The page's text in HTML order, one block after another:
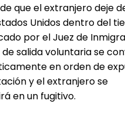
que el extranjero deje
Unidos dentro del
por el Juez de
salida voluntaria se
en orden de
y el extranjero se
en un fugitivo.